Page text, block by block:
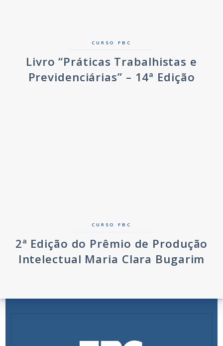
CURSO FBC
Livro “Práticas Trabalhistas e
Previdenciárias” – 14ª Edição
CURSO FBC
2ª Edição do Prêmio de Produção
Intelectual Maria Clara Bugarim